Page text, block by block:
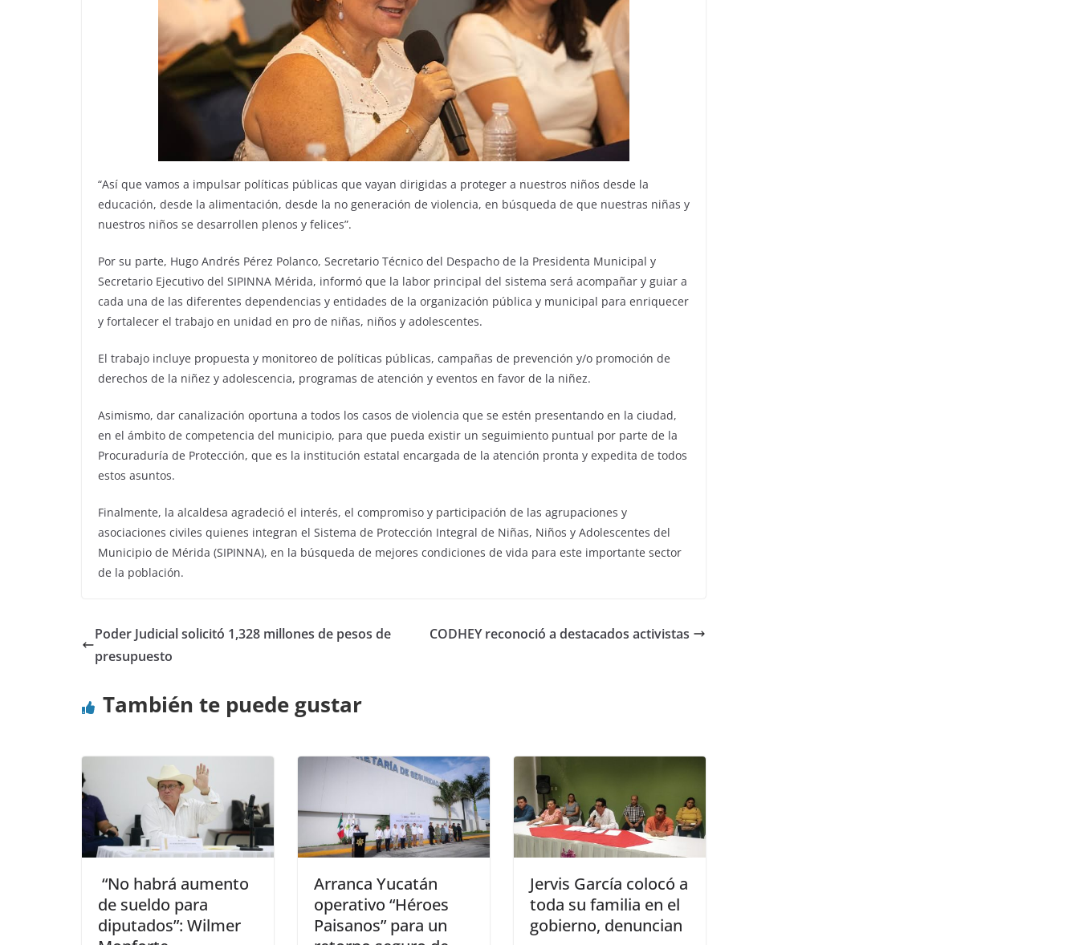
“Así que vamos a impulsar políticas públicas que vayan dirigidas a proteger a nuestros niños desde la
educación, desde la alimentación, desde la no generación de violencia, en búsqueda de que nuestras niñas y
nuestros niños se desarrollen plenos y felices”.
Por su parte, Hugo Andrés Pérez Polanco, Secretario Técnico del Despacho de la Presidenta Municipal y
Secretario Ejecutivo del SIPINNA Mérida, informó que la labor principal del sistema será acompañar y guiar a
cada una de las diferentes dependencias y entidades de la organización pública y municipal para enriquecer
y fortalecer el trabajo en unidad en pro de niñas, niños y adolescentes.
El trabajo incluye propuesta y monitoreo de políticas públicas, campañas de prevención y/o promoción de
derechos de la niñez y adolescencia, programas de atención y eventos en favor de la niñez.
Asimismo, dar canalización oportuna a todos los casos de violencia que se estén presentando en la ciudad,
en el ámbito de competencia del municipio, para que pueda existir un seguimiento puntual por parte de la
Procuraduría de Protección, que es la institución estatal encargada de la atención pronta y expedita de todos
estos asuntos.
Finalmente, la alcaldesa agradeció el interés, el compromiso y participación de las agrupaciones y
asociaciones civiles quienes integran el Sistema de Protección Integral de Niñas, Niños y Adolescentes del
Municipio de Mérida (SIPINNA), en la búsqueda de mejores condiciones de vida para este importante sector
de la población.
Poder Judicial solicitó 1,328 millones de pesos de
presupuesto
CODHEY reconoció a destacados activistas
También te puede gustar
“No habrá aumento
de sueldo para
diputados”: Wilmer
Arranca Yucatán
operativo “Héroes
Paisanos” para un
Jervis García colocó a
toda su familia en el
gobierno, denuncian